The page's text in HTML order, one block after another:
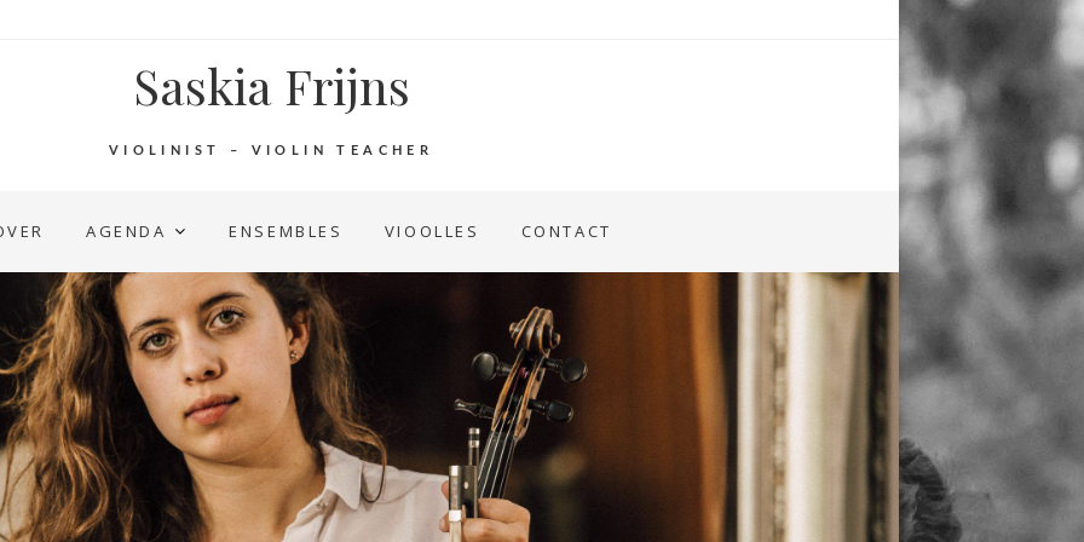
Saskia Frijns
VIOLINIST – VIOLIN TEACHER
AGENDA ENSEMBLES VIOOLLES CONTACT